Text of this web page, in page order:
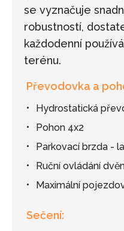
se vyznačuje
robustností,
každodenní
terénu.
Převodovka a
Hydrostatická
Pohon 4x2
Parkovací brzda -
Ruční ovládání
Maximální
Sečení: